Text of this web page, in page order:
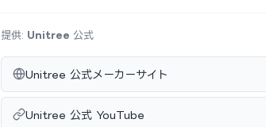
提供: Unitree 公式
Unitree 公式メーカーサイト
Unitree 公式 YouTube